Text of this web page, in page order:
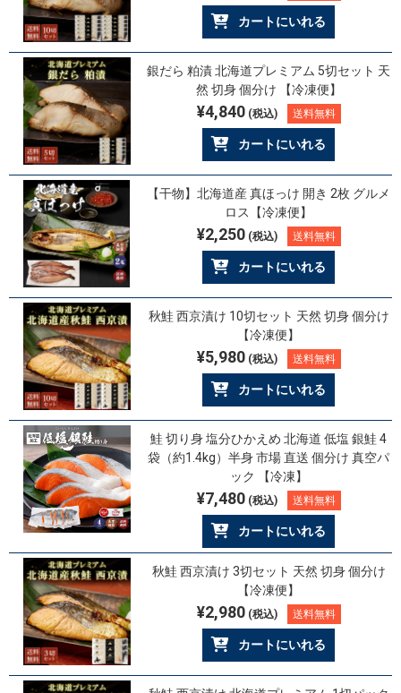
カートにいれる
銀だら 粕漬 北海道プレミアム 5切セット 天
然 切身 個分け 【冷凍便】
¥4,840(税込) 送料無料
カートにいれる
【干物】北海道産 真ほっけ 開き 2枚 グルメ
ロス【冷凍便】
¥2,250(税込) 送料無料
カートにいれる
秋鮭 西京漬け 10切セット 天然 切身 個分け
【冷凍便】
¥5,980(税込) 送料無料
カートにいれる
鮭 切り身 塩分ひかえめ 北海道 低塩 銀鮭 4
袋（約1.4kg）半身 市場 直送 個分け 真空パ
ック 【冷凍】
¥7,480(税込) 送料無料
カートにいれる
秋鮭 西京漬け 3切セット 天然 切身 個分け
【冷凍便】
¥2,980(税込) 送料無料
カートにいれる